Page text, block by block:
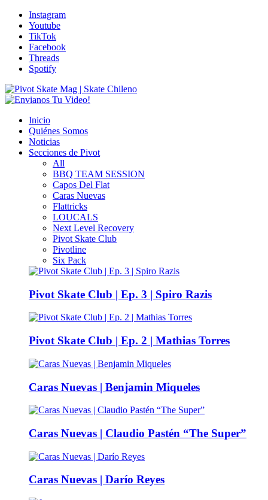
Instagram
Youtube
TikTok
Facebook
Threads
Spotify
Inicio
Quiénes Somos
Noticias
Secciones de Pivot
All
BBQ TEAM SESSION
Capos Del Flat
Caras Nuevas
Flattricks
LOUCALS
Next Level Recovery
Pivot Skate Club
Pivotline
Six Pack
Pivot Skate Club | Ep. 3 | Spiro Razis
Pivot Skate Club | Ep. 2 | Mathias Torres
Caras Nuevas | Benjamin Miqueles
Caras Nuevas | Claudio Pastén “The Super”
Caras Nuevas | Darío Reyes